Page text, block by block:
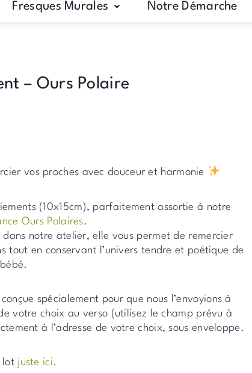
Fresques Murales Notre Démarche
– Ours Polaire
vos proches avec douceur et harmonie
(10x15cm), parfaitement assortie à notre
Ours Polaires.
dans notre atelier, elle vous permet de remercier
tout en conservant l’univers tendre et poétique de
spécialement pour que nous l’envoyions à
votre choix au verso (utilisez le champ prévu à
à l’adresse de votre choix, sous enveloppe.
lot juste ici.